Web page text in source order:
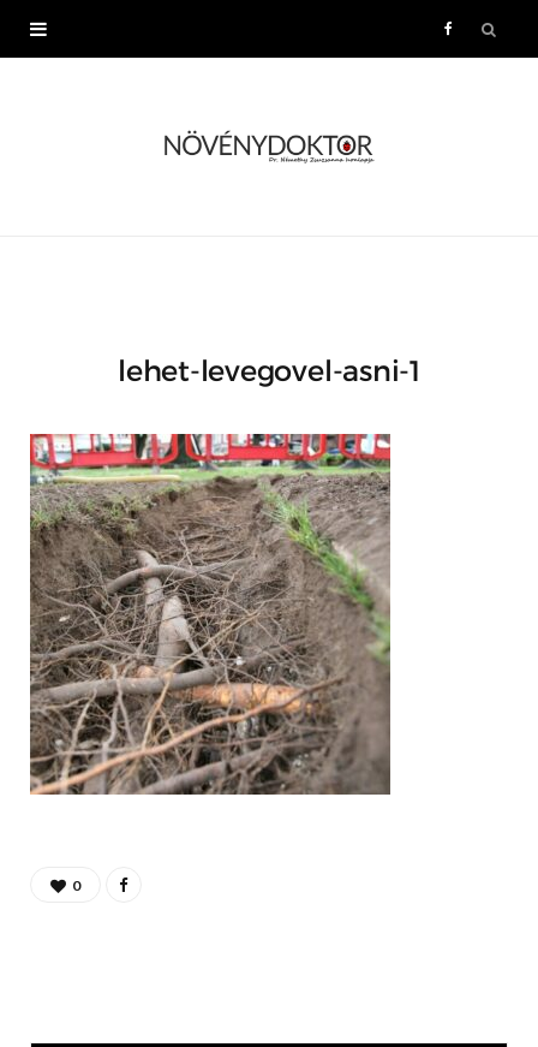
lehet-levegovel-asni-1
0